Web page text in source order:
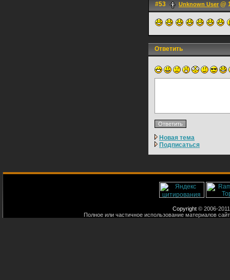
#53 Unknown User @
Ответить
Новая тема
Подписаться
Copyright © 2006-
Полное или частичное использование материалов